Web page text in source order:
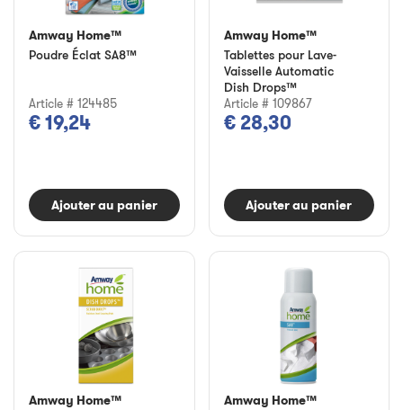
Amway Home™
Poudre Éclat SA8™
Article # 124485
€ 19,24
Ajouter au panier
Amway Home™
Tablettes pour Lave-
Vaisselle Automatic
Dish Drops™
Article # 109867
€ 28,30
Ajouter au panier
Amway Home™ Amway Home™